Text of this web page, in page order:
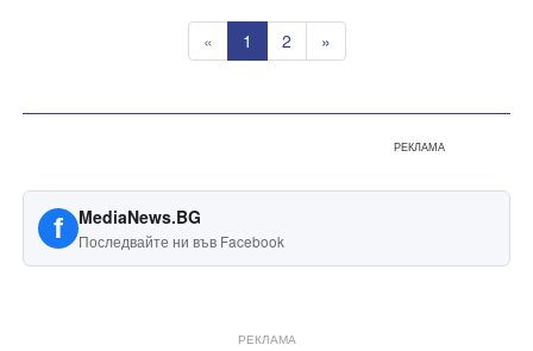
« 1 2 »
РЕКЛАМА
f MediaNews.BG
Последвайте ни във Facebook
РЕКЛАМА